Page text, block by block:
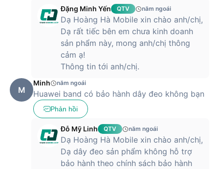
Đặng Minh Yến QTV năm ngoái
Dạ Hoàng Hà Mobile xin chào anh/chị,
Dạ rất tiếc bên em chưa kinh doanh
sản phẩm này, mong anh/chị thông
cảm ạ!
Thông tin tới anh/chị.
M
Minh năm ngoái
Huawei band có bảo hành dây đeo không bạn
Phản hồi
Đỗ Mỹ Linh QTV năm ngoái
Dạ Hoàng Hà Mobile xin chào anh/chị,
Dạ dây đeo sản phẩm không hỗ trợ
bảo hành theo chính sách bảo hành